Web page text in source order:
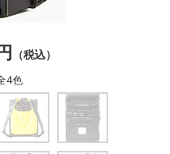
（税込）
4色